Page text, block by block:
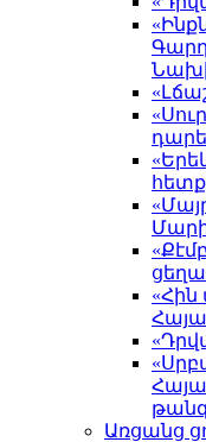
Առցանց